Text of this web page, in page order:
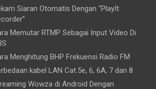
Siaran Otomatis Dengan “PlayIt
Memutar RTMP Sebagai Input Video Di
Menghitung BHP Frekuensi Radio FM
kabel LAN Cat.5e, 6, 6A, 7 dan 8
Wowza di Android Dengan